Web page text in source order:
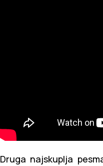
Druga najskuplja